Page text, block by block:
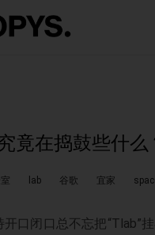
竟在捣鼓些什
lab 谷歌 宜家
口闭口总不忘把“Tlab”